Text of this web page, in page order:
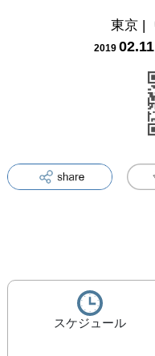
東京|
2019 02.11
スケジュール